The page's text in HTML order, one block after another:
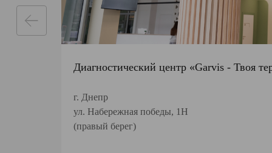
Диагностический центр «Garvis - Твоя
г. Днепр
ул. Набережная победы, 1Н
(правый берег)